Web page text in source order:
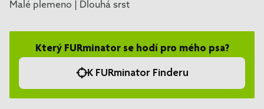
Malé plemeno | Dlouhá srst
Který FURminator se hodí pro mého psa?
K FURminator Finderu